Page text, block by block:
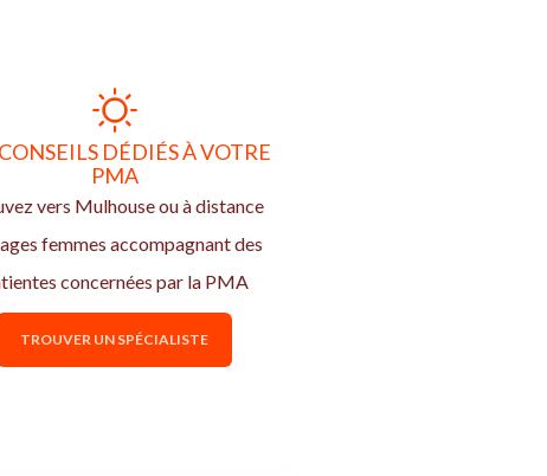
DÉDIÉS À VOTRE
PMA
vers Mulhouse ou à distance
femmes accompagnant des
concernées par la PMA
TROUVER UN SPÉCIALISTE